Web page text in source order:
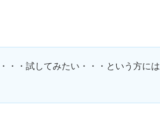
・・試してみたい・・・という方には